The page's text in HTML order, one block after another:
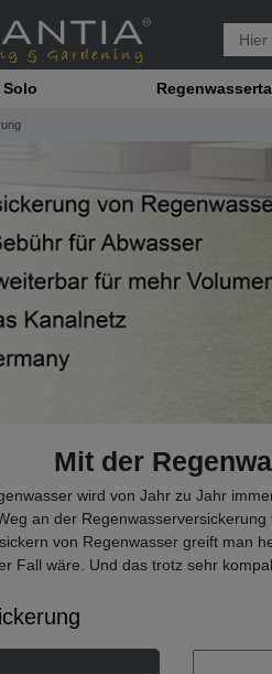
Mit der
wird von Jahr zu Jahr
an der
von Regenwasser greift man
Fall wäre. Und das trotz sehr